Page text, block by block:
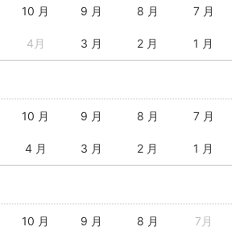
10 月 9 月 8 月 7 月
4月 3 月 2 月 1 月
10 月 9 月 8 月 7 月
4 月 3 月 2 月 1 月
10 月 9 月 8 月 7月